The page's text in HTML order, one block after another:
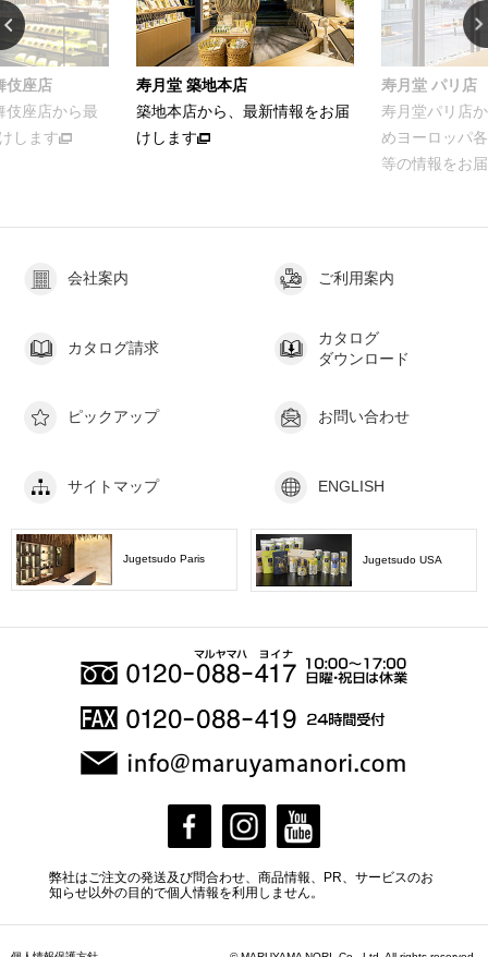
伎座店
伎座店から最
します
寿月堂 築地本店
築地本店から、最新情報をお届
けします
寿月堂 パリ店
寿月堂パリ店
めヨーロッパ
等の情報をお
会社案内 ご利用案内
カタログ請求
カタログ
ダウンロード
ピックアップ お問い合わせ
サイトマップ ENGLISH
Jugetsudo Paris Jugetsudo USA
弊社はご注文の発送及び問合わせ、商品情報、PR、サービスのお
知らせ以外の目的で個人情報を利用しません。